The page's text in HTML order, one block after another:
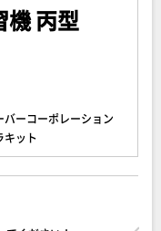
機 丙型
ーコーポレーション
ット